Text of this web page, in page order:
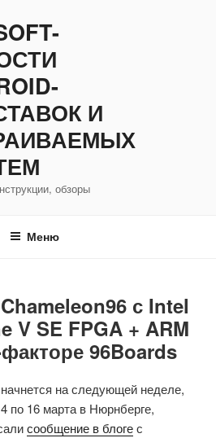
И
обзоры
Меню
с Intel
V SE FPGA + ARM
96Boards
начнется на следующей неделе,
по 16 марта в Нюрнберге,
сообщение в блогес